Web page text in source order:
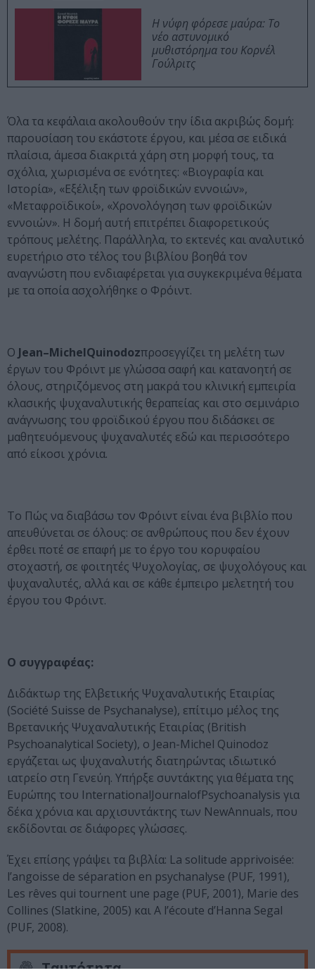
Η νύφη φόρεσε μαύρα: Το
νέο αστυνομικό
μυθιστόρημα του Κορνέλ
Γούλριτς
Όλα τα κεφάλαια ακολουθούν την ίδια ακριβώς δομή:
παρουσίαση του εκάστοτε έργου, και μέσα σε ειδικά
πλαίσια, άμεσα διακριτά χάρη στη μορφή τους, τα
σχόλια, χωρισμένα σε ενότητες: «Βιογραφία και
Ιστορία», «Εξέλιξη των φροϊδικών εννοιών»,
«Μεταφροϊδικοί», «Χρονολόγηση των φροϊδικών
εννοιών». Η δομή αυτή επιτρέπει διαφορετικούς
τρόπους μελέτης. Παράλληλα, το εκτενές και αναλυτικό
ευρετήριο στο τέλος του βιβλίου βοηθά τον
αναγνώστη που ενδιαφέρεται για συγκεκριμένα θέματα
με τα οποία ασχολήθηκε ο Φρόιντ.
Ο Jean–MichelQuinodozπροσεγγίζει τη μελέτη των
έργων του Φρόιντ με γλώσσα σαφή και κατανοητή σε
όλους, στηριζόμενος στη μακρά του κλινική εμπειρία
κλασικής ψυχαναλυτικής θεραπείας και στο σεμινάριο
ανάγνωσης του φροϊδικού έργου που διδάσκει σε
μαθητευόμενους ψυχαναλυτές εδώ και περισσότερο
από είκοσι χρόνια.
Το Πώς να διαβάσω τον Φρόιντ είναι ένα βιβλίο που
απευθύνεται σε όλους: σε ανθρώπους που δεν έχουν
έρθει ποτέ σε επαφή με το έργο του κορυφαίου
στοχαστή, σε φοιτητές Ψυχολογίας, σε ψυχολόγους και
ψυχαναλυτές, αλλά και σε κάθε έμπειρο μελετητή του
έργου του Φρόιντ.
Ο συγγραφέας:
Διδάκτωρ της Ελβετικής Ψυχαναλυτικής Εταιρίας
(Société Suisse de Psychanalyse), επίτιμο μέλος της
Βρετανικής Ψυχαναλυτικής Εταιρίας (British
Psychoanalytical Society), ο Jean-Michel Quinodoz
εργάζεται ως ψυχαναλυτής διατηρώντας ιδιωτικό
ιατρείο στη Γενεύη. Υπήρξε συντάκτης για θέματα της
Ευρώπης του InternationalJournalofPsychoanalysis για
δέκα χρόνια και αρχισυντάκτης των NewAnnuals, που
εκδίδονται σε διάφορες γλώσσες.
Έχει επίσης γράψει τα βιβλία: La solitude apprivoisée:
l’angoisse de séparation en psychanalyse (PUF, 1991),
Les rêves qui tournent une page (PUF, 2001), Marie des
Collines (Slatkine, 2005) και A l’écoute d’Hanna Segal
(PUF, 2008).
Ταυτότητα